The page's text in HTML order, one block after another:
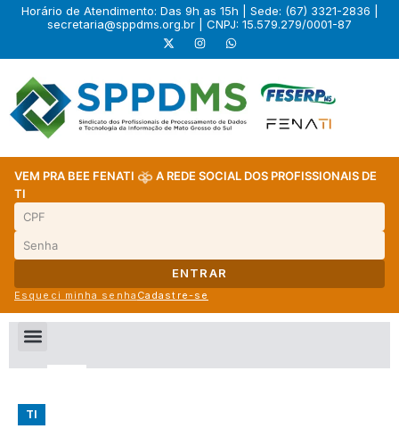
Horário de Atendimento: Das 9h as 15h | Sede: (67) 3321-2836 |
secretaria@sppdms.org.br | CNPJ: 15.579.279/0001-87
VEM PRA BEE FENATI
A REDE SOCIAL DOS PROFISSIONAIS DE
TI
ENTRAR
Esqueci minha senha Cadastre-se
TI